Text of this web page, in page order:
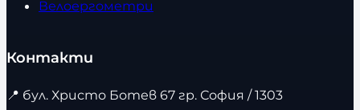
Велоергометри
Контакти
📍 бул. Христо Ботев 67 гр. София / 1303